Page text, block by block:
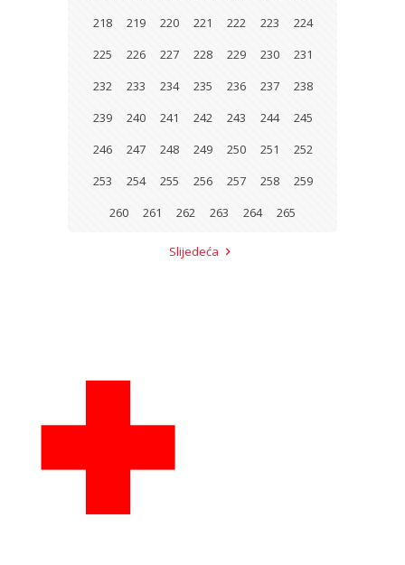
218
219 220 221 222 223
224
225
226 227 228 229 230
231
232
233 234 235 236 237
238
239
240 241 242 243 244
245
246
247 248 249 250 251
252
253
254 255 256 257 258
259
260
261 262 263 264 265
Slijedeća